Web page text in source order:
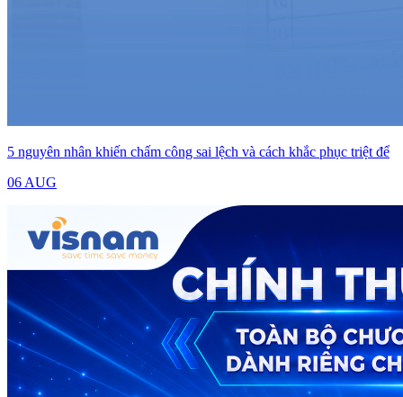
5 nguyên nhân khiến chấm công sai lệch và cách khắc phục triệt để
06 AUG